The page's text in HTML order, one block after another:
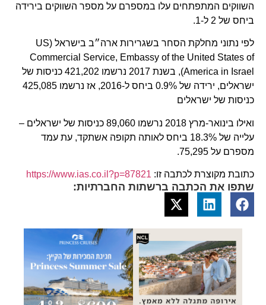
השווקים המתפתחים עלו במספרם על מספר השווקים בירידה
ביחס של 2 ל-1.
לפי נתוני מחלקת הסחר בשגרירות ארה״ב בישראל (US
Commercial Service, Embassy of the United States of
America in Israel), בשנת 2017 נרשמו 421,202 כניסות של
ישראלים, ירידה של 0.9% ביחס ל-2016, אז נרשמו 425,085
כניסות של ישראלים
ואילו בינואר-מרץ 2018 נרשמו 89,060 כניסות של ישראלים –
עלייה של 18.3% ביחס לאותה תקופה אשתקד, עת עמד
מספרם על 75,295.
כתובת מקוצרת לכתבה זו: https://www.ias.co.il?p=87821
שתפו את הכתבה ברשתות החברתיות: